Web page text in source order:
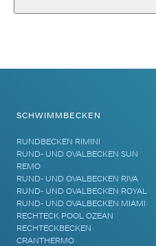
SCHWIMMBECKEN
RUNDBECKEN RIMINI
RUND- UND OVALBECKEN SUN
REMO
RUND- UND OVALBECKEN RIVA
RUND- UND OVALBECKEN ROYAL
RUND- UND OVALBECKEN MIAMI
RECHTECK POOL OZEAN
RECHTECKBECKEN
CRANTHERMO